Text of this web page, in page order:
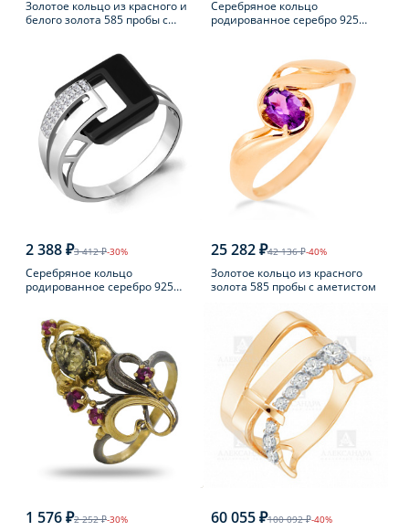
Золотое кольцо из красного и
белого золота 585 пробы с
Серебряное кольцо
родированное серебро 925
2 388 ₽3 412 ₽-30%
Серебряное кольцо
родированное серебро 925
25 282 ₽42 136 ₽-40%
Золотое кольцо из красного
золота 585 пробы с аметистом
1 576 ₽2 252 ₽-30% 60 055 ₽100 092 ₽-40%